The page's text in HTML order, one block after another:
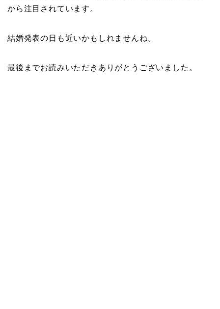
から注目されています。
結婚発表の日も近いかもしれませんね。
最後までお読みいただきありがとうございました。